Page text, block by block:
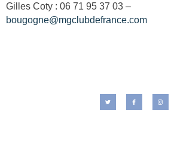
Gilles Coty : 06 71 95 37 03 –
bougogne@mgclubdefrance.com